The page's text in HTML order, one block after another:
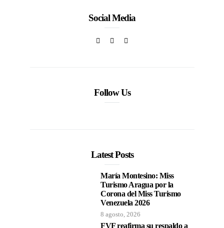
Social Media
Follow Us
Latest Posts
María Montesino: Miss
Turismo Aragua por la
Corona del Miss Turismo
Venezuela 2026
8 agosto, 2026
FVF reafirma su respaldo a